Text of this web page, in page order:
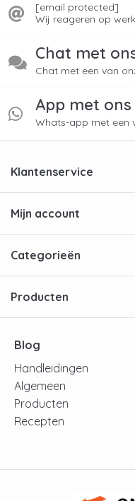
[email protected]
Wij reageren op
Chat met
Chat met een van
App met ons
Whats-app met een
Klantenservice
Mijn account
Categorieën
Producten
Blog
Handleidingen
Algemeen
Producten
Recepten